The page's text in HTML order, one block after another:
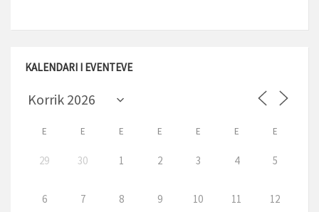
KALENDARI I EVENTEVE
E E E E E E E
29 30 1 2 3 4 5
6 7 8 9 10 11 12